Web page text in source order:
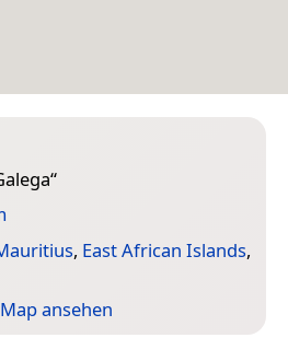
“
, East African Islands,
ansehen